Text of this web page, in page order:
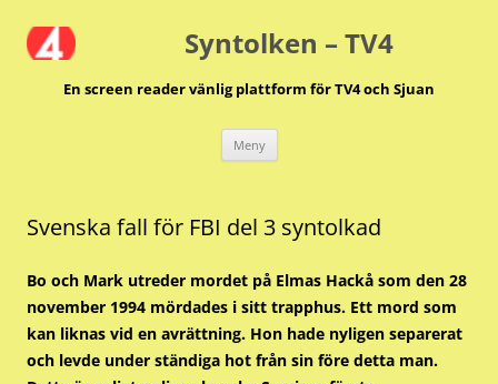
till
innehåll Syntolken – TV4
En screen reader vänlig plattform för TV4 och Sjuan
Meny
Svenska fall för FBI del 3 syntolkad
Bo och Mark utreder mordet på Elmas Hackå som den 28
november 1994 mördades i sitt trapphus. Ett mord som
kan liknas vid en avrättning. Hon hade nyligen separerat
och levde under ständiga hot från sin före detta man.